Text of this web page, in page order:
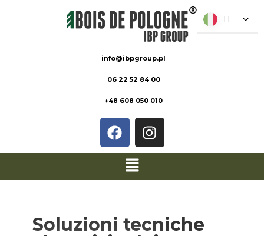
info@ibpgroup.pl
06 22 52 84 00
+48 608 050 010
Soluzioni tecniche
IT
IT